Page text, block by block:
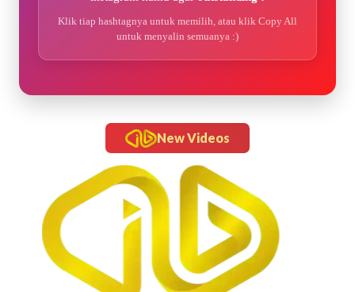
Klik tiap hashtagnya untuk memilih, atau klik Copy All
untuk menyalin semuanya :)
New Videos